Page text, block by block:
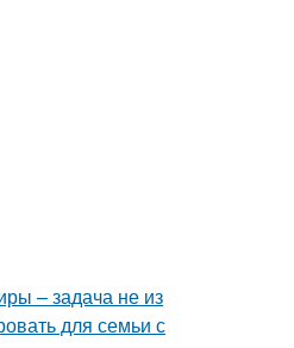
– задача не из
для семьи с